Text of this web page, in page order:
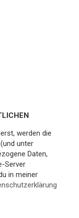
werden die
unter
Daten,
Server
in meiner